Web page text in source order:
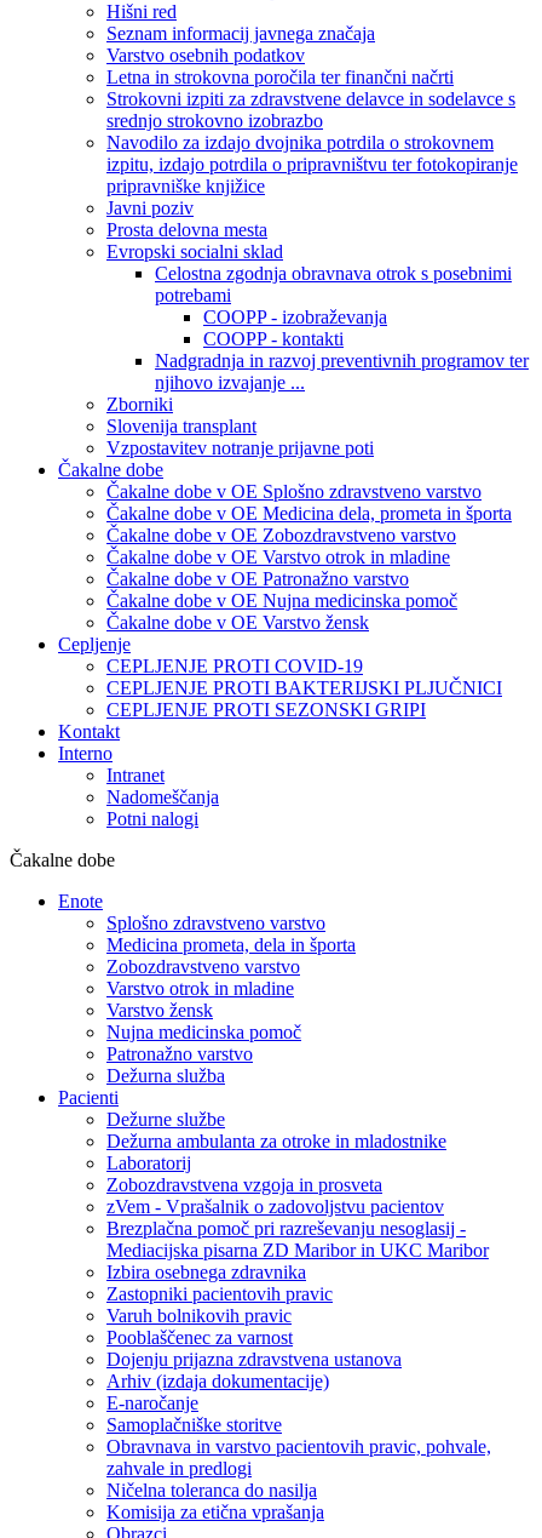
Hišni red
Seznam informacij javnega značaja
Varstvo osebnih podatkov
Letna in strokovna poročila ter finančni načrti
Strokovni izpiti za zdravstvene delavce in sodelavce s
srednjo strokovno izobrazbo
Navodilo za izdajo dvojnika potrdila o strokovnem
izpitu, izdajo potrdila o pripravništvu ter fotokopiranje
pripravniške knjižice
Javni poziv
Prosta delovna mesta
Evropski socialni sklad
Celostna zgodnja obravnava otrok s posebnimi
potrebami
COOPP - izobraževanja
COOPP - kontakti
Nadgradnja in razvoj preventivnih programov ter
njihovo izvajanje ...
Zborniki
Slovenija transplant
Vzpostavitev notranje prijavne poti
Čakalne dobe
Čakalne dobe v OE Splošno zdravstveno varstvo
Čakalne dobe v OE Medicina dela, prometa in športa
Čakalne dobe v OE Zobozdravstveno varstvo
Čakalne dobe v OE Varstvo otrok in mladine
Čakalne dobe v OE Patronažno varstvo
Čakalne dobe v OE Nujna medicinska pomoč
Čakalne dobe v OE Varstvo žensk
Cepljenje
CEPLJENJE PROTI COVID-19
CEPLJENJE PROTI BAKTERIJSKI PLJUČNICI
CEPLJENJE PROTI SEZONSKI GRIPI
Kontakt
Interno
Intranet
Nadomeščanja
Potni nalogi
Čakalne dobe
Enote
Splošno zdravstveno varstvo
Medicina prometa, dela in športa
Zobozdravstveno varstvo
Varstvo otrok in mladine
Varstvo žensk
Nujna medicinska pomoč
Patronažno varstvo
Dežurna služba
Pacienti
Dežurne službe
Dežurna ambulanta za otroke in mladostnike
Laboratorij
Zobozdravstvena vzgoja in prosveta
zVem - Vprašalnik o zadovoljstvu pacientov
Brezplačna pomoč pri razreševanju nesoglasij -
Mediacijska pisarna ZD Maribor in UKC Maribor
Izbira osebnega zdravnika
Zastopniki pacientovih pravic
Varuh bolnikovih pravic
Pooblaščenec za varnost
Dojenju prijazna zdravstvena ustanova
Arhiv (izdaja dokumentacije)
E-naročanje
Samoplačniške storitve
Obravnava in varstvo pacientovih pravic, pohvale,
zahvale in predlogi
Ničelna toleranca do nasilja
Komisija za etična vprašanja
Obrazci